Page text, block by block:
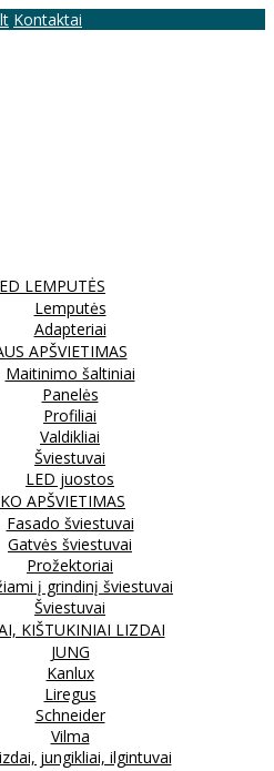
Kontaktai
LEMPUTĖS
Lemputės
Adapteriai
APŠVIETIMAS
Maitinimo šaltiniai
Panelės
Profiliai
Valdikliai
Šviestuvai
LED juostos
APŠVIETIMAS
Fasado šviestuvai
Gatvės šviestuvai
Prožektoriai
į grindinį šviestuvai
Šviestuvai
KIŠTUKINIAI LIZDAI
JUNG
Kanlux
Liregus
Schneider
Vilma
jungikliai, ilgintuvai